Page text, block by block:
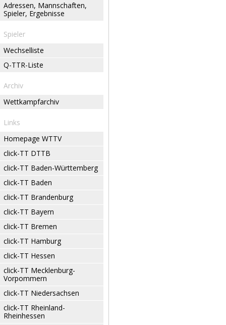
Adressen, Mannschaften,
Spieler, Ergebnisse
Spieler
Wechselliste
Q-TTR-Liste
Archiv
Wettkampfarchiv
Links
Homepage WTTV
click-TT DTTB
click-TT Baden-Württemberg
click-TT Baden
click-TT Brandenburg
click-TT Bayern
click-TT Bremen
click-TT Hamburg
click-TT Hessen
click-TT Mecklenburg-
Vorpommern
click-TT Niedersachsen
click-TT Rheinland-
Rheinhessen